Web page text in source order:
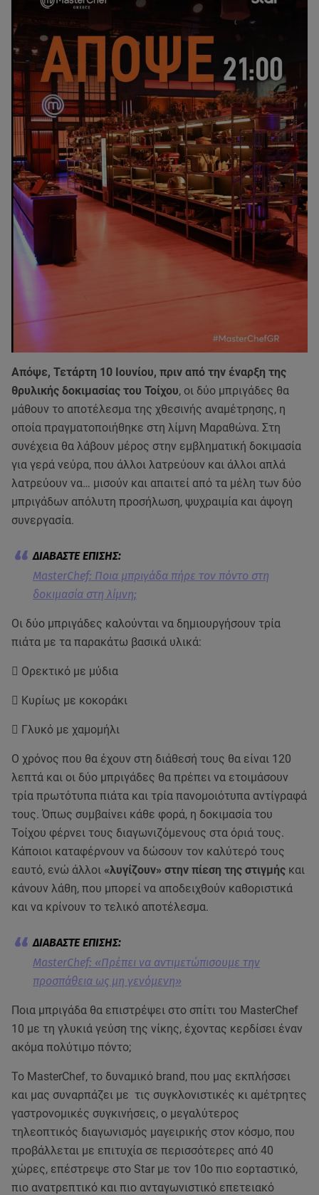
Απόψε, Τετάρτη 10 Ιουνίου, πριν από την έναρξη της
θρυλικής δοκιμασίας του Τοίχου, οι δύο μπριγάδες θα
μάθουν το αποτέλεσμα της χθεσινής αναμέτρησης, η
οποία πραγματοποιήθηκε στη λίμνη Μαραθώνα. Στη
συνέχεια θα λάβουν μέρος στην εμβληματική δοκιμασία
για γερά νεύρα, που άλλοι λατρεύουν και άλλοι απλά
λατρεύουν να… μισούν και απαιτεί από τα μέλη των δύο
μπριγάδων απόλυτη προσήλωση, ψυχραιμία και άψογη
συνεργασία.
MasterChef: Ποια μπριγάδα πήρε τον πόντο στη
δοκιμασία στη λίμνη;
Οι δύο μπριγάδες καλούνται να δημιουργήσουν τρία
πιάτα με τα παρακάτω βασικά υλικά:
 Ορεκτικό με μύδια
 Κυρίως με κοκοράκι
 Γλυκό με χαμομήλι
Ο χρόνος που θα έχουν στη διάθεσή τους θα είναι 120
λεπτά και οι δύο μπριγάδες θα πρέπει να ετοιμάσουν
τρία πρωτότυπα πιάτα και τρία πανομοιότυπα αντίγραφά
τους. Όπως συμβαίνει κάθε φορά, η δοκιμασία του
Τοίχου φέρνει τους διαγωνιζόμενους στα όριά τους.
Κάποιοι καταφέρνουν να δώσουν τον καλύτερό τους
εαυτό, ενώ άλλοι «λυγίζουν» στην πίεση της στιγμής και
κάνουν λάθη, που μπορεί να αποδειχθούν καθοριστικά
και να κρίνουν το τελικό αποτέλεσμα.
MasterChef: «Πρέπει να αντιμετώπισουμε την
προσπάθεια ως μη γενόμενη»
Ποια μπριγάδα θα επιστρέψει στο σπίτι του MasterChef
10 με τη γλυκιά γεύση της νίκης, έχοντας κερδίσει έναν
ακόμα πολύτιμο πόντο;
Το MasterChef, το δυναμικό brand, που μας εκπλήσσει
και μας συναρπάζει με τις συγκλονιστικές κι αμέτρητες
γαστρονομικές συγκινήσεις, ο μεγαλύτερος
τηλεοπτικός διαγωνισμός μαγειρικής στον κόσμο, που
προβάλλεται με επιτυχία σε περισσότερες από 40
χώρες, επέστρεψε στο Star με τον 10ο πιο εορταστικό,
πιο ανατρεπτικό και πιο ανταγωνιστικό επετειακό